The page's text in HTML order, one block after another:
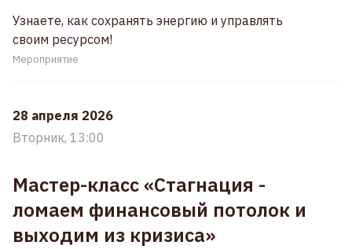
Узнаете, как сохранять энергию и управлять
своим ресурсом!
Мероприятие
28 апреля 2026
Вторник, 13:00
Мастер-класс «Стагнация -
ломаем финансовый потолок и
выходим из кризиса»